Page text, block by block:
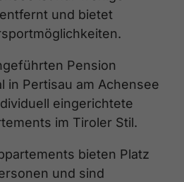
und bietet
Pension
in Pertisau am Achensee
eingerichtete
im Tiroler Stil.
bieten Platz
und sind